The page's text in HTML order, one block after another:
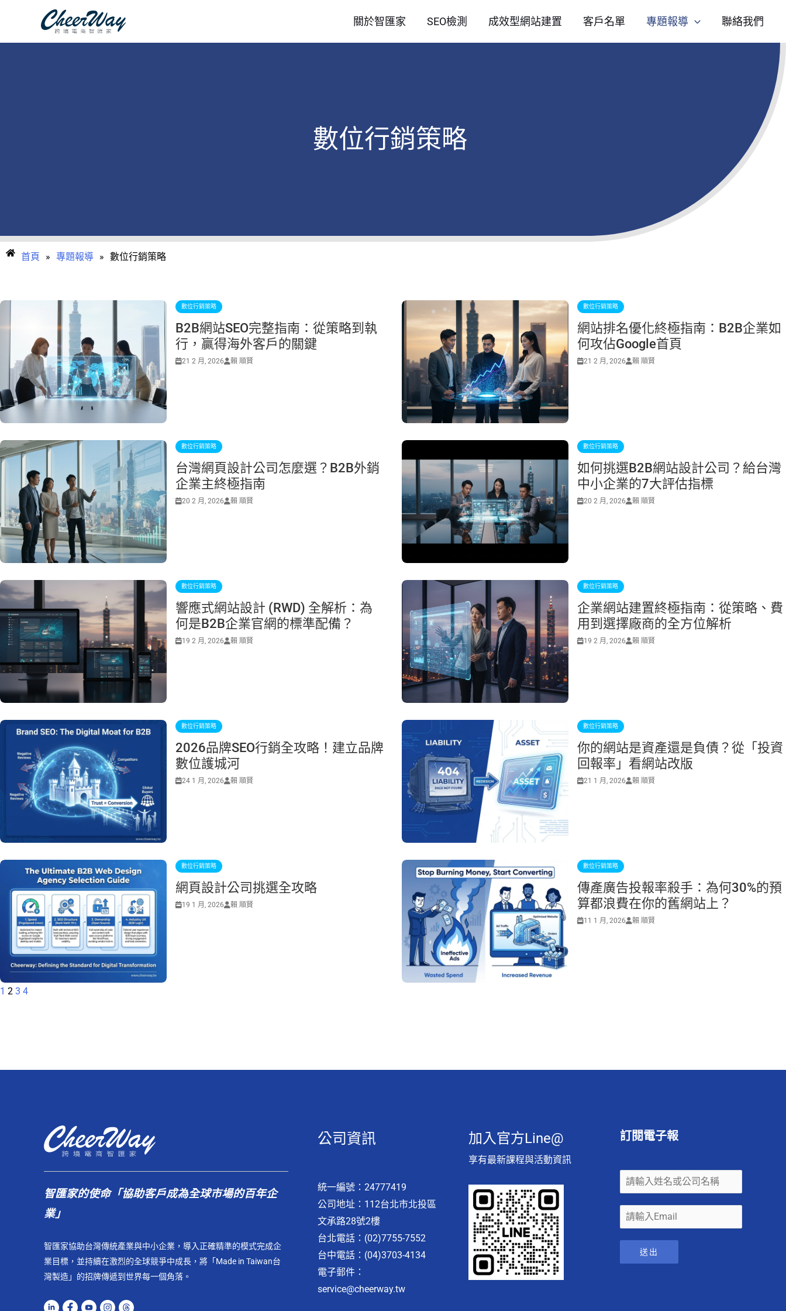
主
關於智匯家 SEO檢測 成效型網站建置 客戶名單 專題報導 聯絡我們
數位行銷策略
首頁 » 專題報導 » 數位行銷策略
數位行銷策略
B2B網站SEO完整指南：從策略到執
行，贏得海外客戶的關鍵
21 2 月, 2026 賴 順賢
數位行銷策略
網站排名優化終極指南：B2B企業如
何攻佔Google首頁
21 2 月, 2026 賴 順賢
數位行銷策略
台灣網頁設計公司怎麼選？B2B外銷
企業主終極指南
20 2 月, 2026 賴 順賢
數位行銷策略
如何挑選B2B網站設計公司？給台灣
中小企業的7大評估指標
20 2 月, 2026 賴 順賢
數位行銷策略
響應式網站設計 (RWD) 全解析：為
何是B2B企業官網的標準配備？
19 2 月, 2026 賴 順賢
數位行銷策略
企業網站建置終極指南：從策略、費
用到選擇廠商的全方位解析
19 2 月, 2026 賴 順賢
數位行銷策略
2026品牌SEO行銷全攻略！建立品牌
數位護城河
24 1 月, 2026 賴 順賢
數位行銷策略
你的網站是資產還是負債？從「投資
回報率」看網站改版
21 1 月, 2026 賴 順賢
數位行銷策略
網頁設計公司挑選全攻略
19 1 月, 2026 賴 順賢
數位行銷策略
傳產廣告投報率殺手：為何30%的預
算都浪費在你的舊網站上？
11 1 月, 2026 賴 順賢
1 2 3 4
智匯家的使命「協助客戶成為全球市場的百年企
業」
智匯家協助台灣傳統產業與中小企業，導入正確精準的模式完成企
業目標，並持續在激烈的全球競爭中成長，將「Made in Taiwan台
灣製造」的招牌傳遞到世界每一個角落。
公司資訊
統一編號：24777419
公司地址：112台北市北投區
文承路28號2樓
台北電話：(02)7755-7552
台中電話：(04)3703-4134
電子郵件：
service@cheerway.tw
加入官方Line@
享有最新課程與活動資訊
訂閱電子報
送出